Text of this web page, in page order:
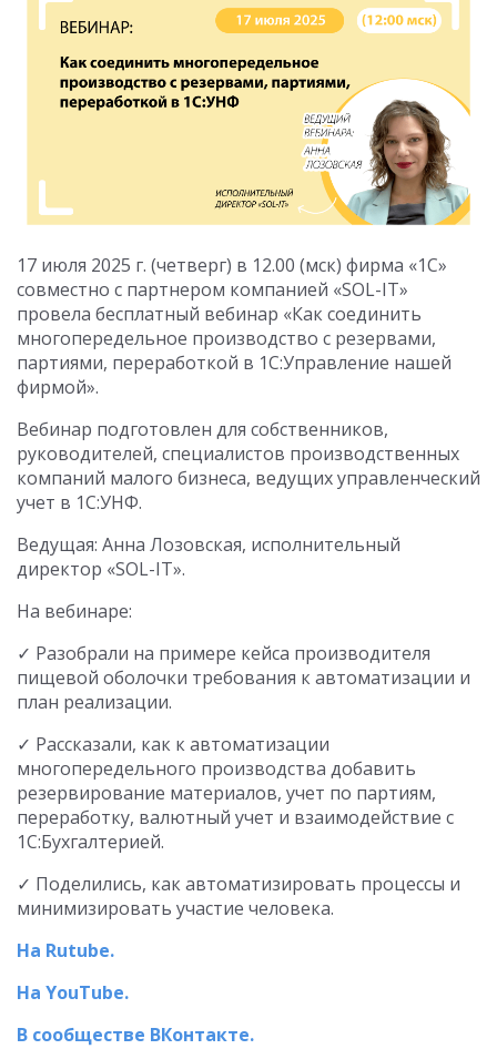
17 июля 2025 г. (четверг) в 12.00 (мск) фирма «1С»
совместно с партнером компанией «SOL-IT»
провела бесплатный вебинар «Как соединить
многопередельное производство с резервами,
партиями, переработкой в 1С:Управление нашей
фирмой».
Вебинар подготовлен для собственников,
руководителей, специалистов производственных
компаний малого бизнеса, ведущих управленческий
учет в 1С:УНФ.
Ведущая: Анна Лозовская, исполнительный
директор «SOL-IT».
На вебинаре:
✓ Разобрали на примере кейса производителя
пищевой оболочки требования к автоматизации и
план реализации.
✓ Рассказали, как к автоматизации
многопередельного производства добавить
резервирование материалов, учет по партиям,
переработку, валютный учет и взаимодействие с
1С:Бухгалтерией.
✓ Поделились, как автоматизировать процессы и
минимизировать участие человека.
На Rutube.
На YouTube.
В сообществе ВКонтакте.